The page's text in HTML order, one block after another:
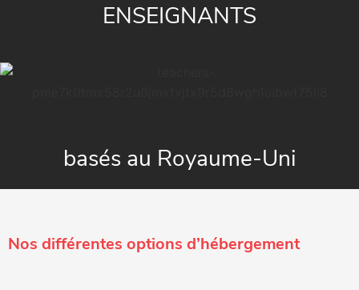
ENSEIGNANTS
basés au Royaume-Uni
Nos différentes options d’hébergement